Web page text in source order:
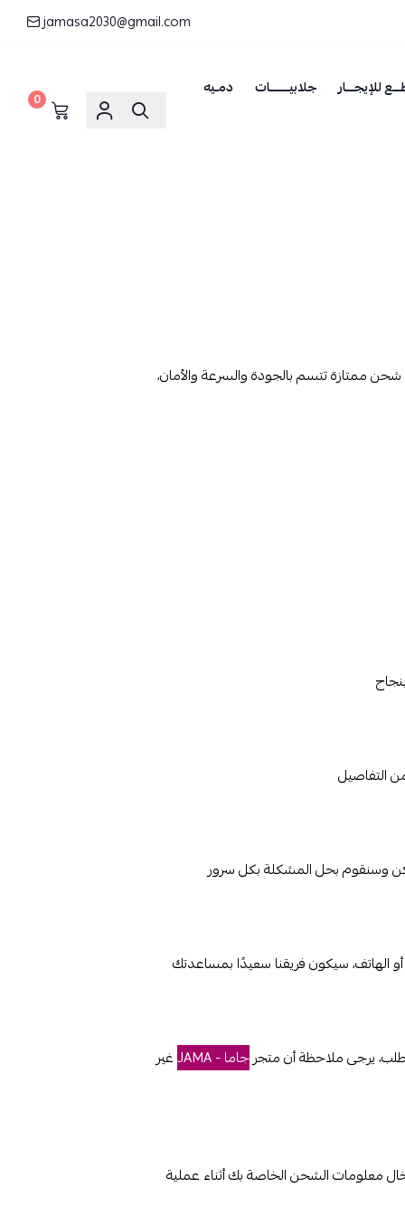
jamasa2030@gmail.com
للإيجـــار جلابيـــــــات
دمـيه
0
ممتازة تتسم بالجودة والسرعة والأمان،
التفاصيل
وسنقوم بحل المشكلة بكل سرور
الهاتف، سيكون فريقنا سعيدًا بمساعدتك
يرجى ملاحظة أن متجرجاما - JAMA
غير
معلومات الشحن الخاصة بك أثناء عملية